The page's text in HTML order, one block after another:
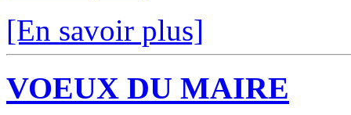
[En savoir plus]
VOEUX DU MAIRE